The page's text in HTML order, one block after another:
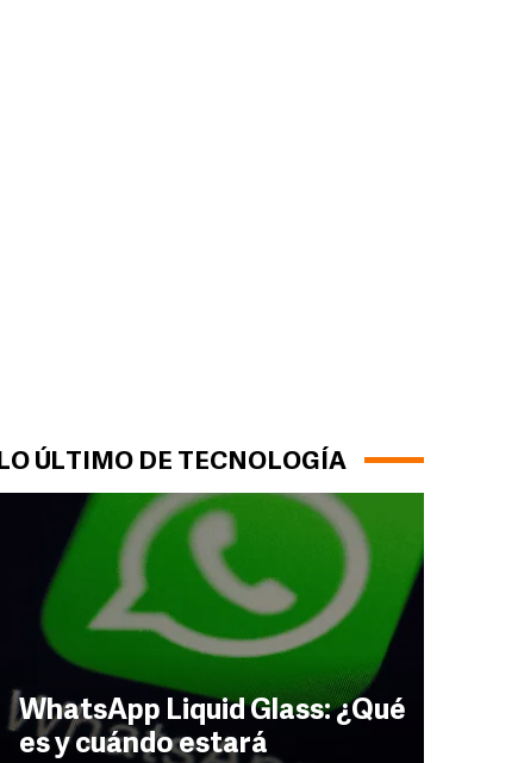
LO ÚLTIMO DE TECNOLOGÍA
WhatsApp Liquid Glass: ¿Qué
es y cuándo estará